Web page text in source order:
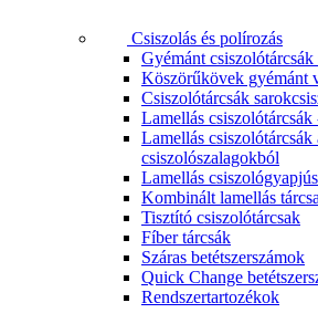
Csiszolás és polírozás
Gyémánt
Köszörűkövek gyémánt
Csiszolótárcsák
Lamellás csiszolótárcsák
Lamellás csiszolótárcsák
csiszolószalagokból
Lamellás
Kombinált lamellás
Tisztító csiszolótárcsak
Fíber tárcsák
Száras betétszerszámok
Quick Change
Rendszertartozékok